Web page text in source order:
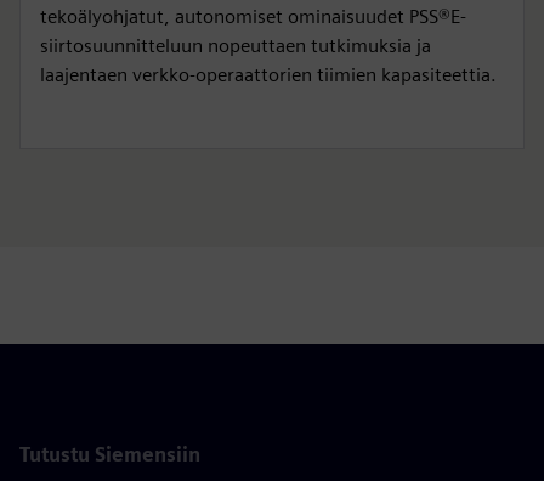
tekoälyohjatut, autonomiset ominaisuudet PSS®E-
siirtosuunnitteluun nopeuttaen tutkimuksia ja
laajentaen verkko-operaattorien tiimien kapasiteettia.
Tutustu Siemensiin